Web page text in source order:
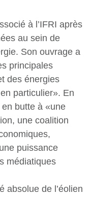
à l’IFRI après
au sein de
Son ouvrage a
principales
des énergies
particulier». En
butte à «une
une coalition
puissance
médiatiques
absolue de l’éolien